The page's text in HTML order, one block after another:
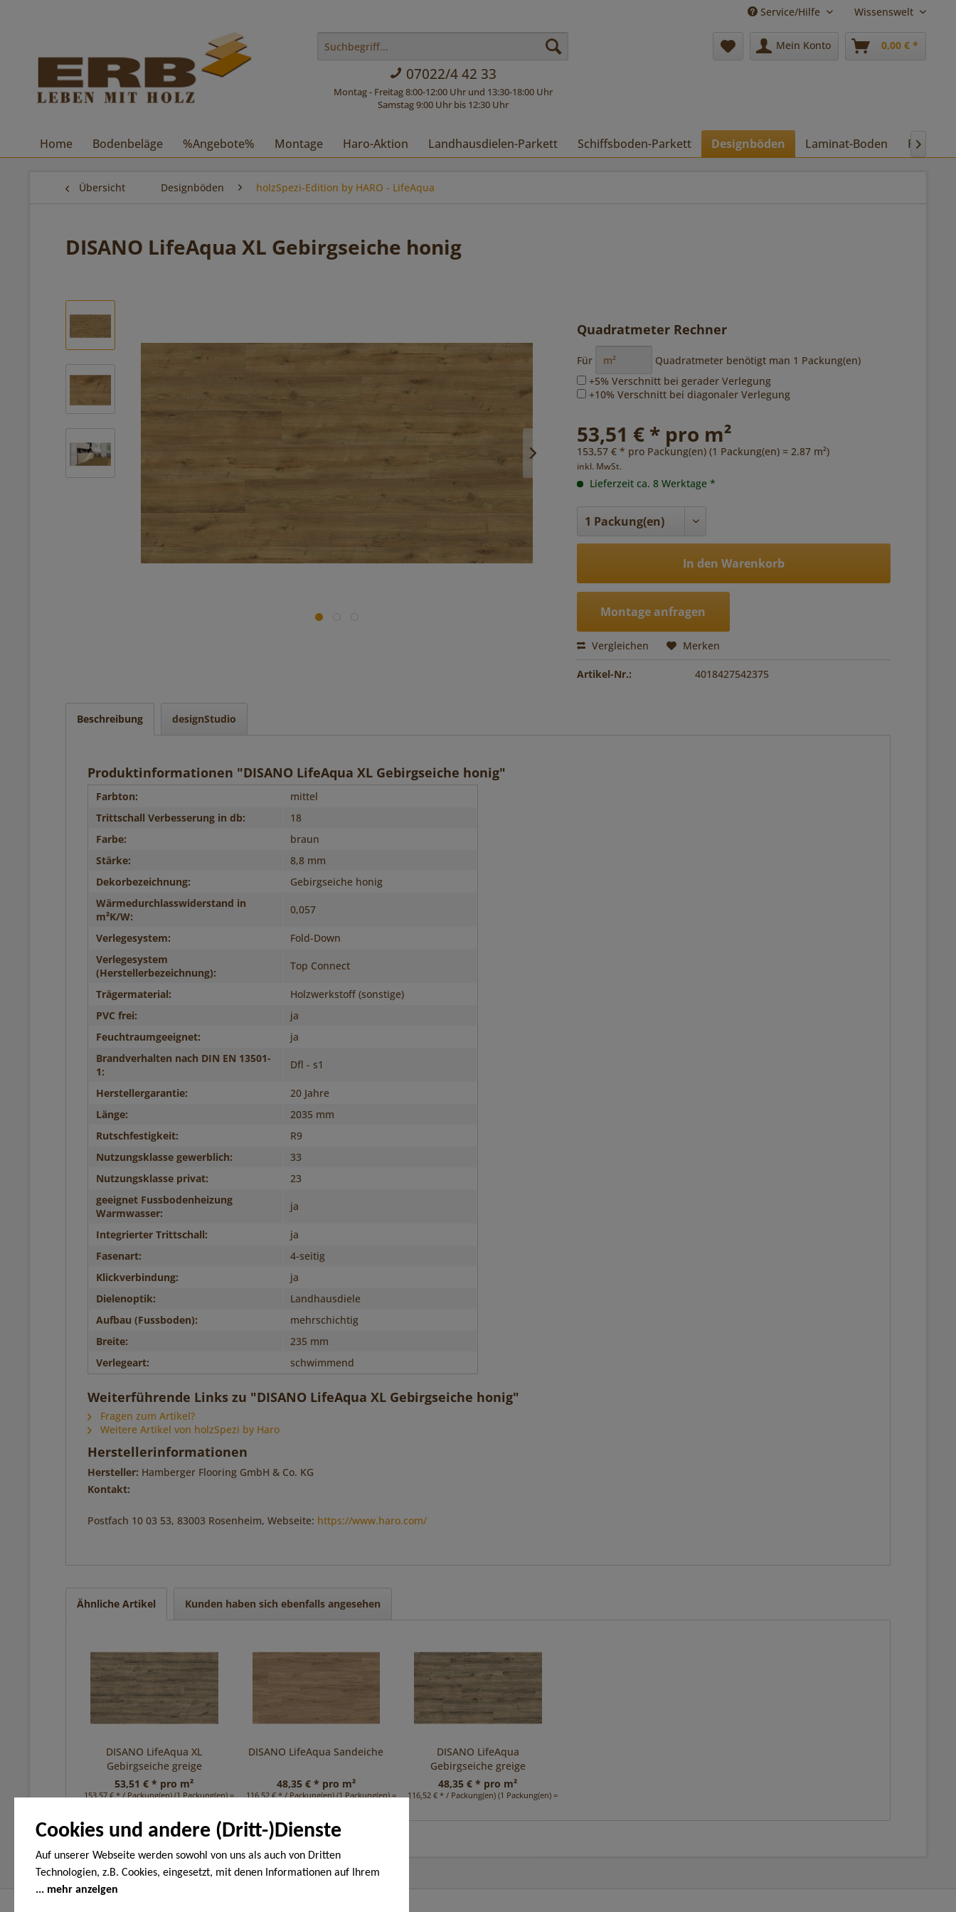
Cookies und andere (Dritt-)Dienste
Auf unserer Webseite werden sowohl von uns als auch von Dritten
Technologien, z.B. Cookies, eingesetzt, mit denen Informationen auf Ihrem
Endgerät gespeichert und/oder von Ihrem Endgerät abgerufen werden. Bei
mehr anzeigen
Service/Hilfe Wissenswelt
07022/4 42 33
Montag - Freitag 8:00-12:00 Uhr und 13:30-18:00 Uhr
Samstag 9:00 Uhr bis 12:30 Uhr
Mein Konto 0,00 € *
Home Bodenbeläge %Angebote% Montage Haro-Aktion Landhausdielen-Parkett Schiffsboden-Parkett Designböden Laminat-Boden Pflege

Übersicht Designböden holzSpezi-Edition by HARO - LifeAqua
DISANO LifeAqua XL Gebirgseiche honig
Quadratmeter Rechner
Für Quadratmeter benötigt man 1 Packung(en)
+5% Verschnitt bei gerader Verlegung
+10% Verschnitt bei diagonaler Verlegung
53,51 € * pro m²
153,57 € * pro Packung(en) (1 Packung(en) = 2.87 m²)
inkl. MwSt.
Lieferzeit ca. 8 Werktage *
In den Warenkorb
Montage anfragen
Vergleichen Merken
Artikel-Nr.: 4018427542375
Beschreibung designStudio
Produktinformationen "DISANO LifeAqua XL Gebirgseiche honig"
Farbton:
mittel
Trittschall Verbesserung in db:
18
Farbe:
braun
Stärke:
8,8 mm
Dekorbezeichnung:
Gebirgseiche honig
Wärmedurchlasswiderstand in
m²K/W:
0,057
Verlegesystem:
Fold-Down
Verlegesystem
(Herstellerbezeichnung):
Top Connect
Trägermaterial:
Holzwerkstoff (sonstige)
PVC frei:
ja
Feuchtraumgeeignet:
ja
Brandverhalten nach DIN EN 13501-
1:
Dfl - s1
Herstellergarantie:
20 Jahre
Länge:
2035 mm
Rutschfestigkeit:
R9
Nutzungsklasse gewerblich:
33
Nutzungsklasse privat:
23
geeignet Fussbodenheizung
Warmwasser:
ja
Integrierter Trittschall:
ja
Fasenart:
4-seitig
Klickverbindung:
ja
Dielenoptik:
Landhausdiele
Aufbau (Fussboden):
mehrschichtig
Breite:
235 mm
Verlegeart:
schwimmend
Weiterführende Links zu "DISANO LifeAqua XL Gebirgseiche honig"
Fragen zum Artikel?
Weitere Artikel von holzSpezi by Haro
Herstellerinformationen
Hersteller: Hamberger Flooring GmbH & Co. KG
Kontakt:
Postfach 10 03 53, 83003 Rosenheim, Webseite: https://www.haro.com/
Ähnliche Artikel Kunden haben sich ebenfalls angesehen
DISANO LifeAqua XL
Gebirgseiche greige
53,51 € * pro m²
153,57 € * / Packung(en) (1 Packung(en) = 2,87 m²)
DISANO LifeAqua Sandeiche
48,35 € * pro m²
116,52 € * / Packung(en) (1 Packung(en) = 2,41 m²)
DISANO LifeAqua
Gebirgseiche greige
48,35 € * pro m²
116,52 € * / Packung(en) (1 Packung(en) = 2,41 m²)